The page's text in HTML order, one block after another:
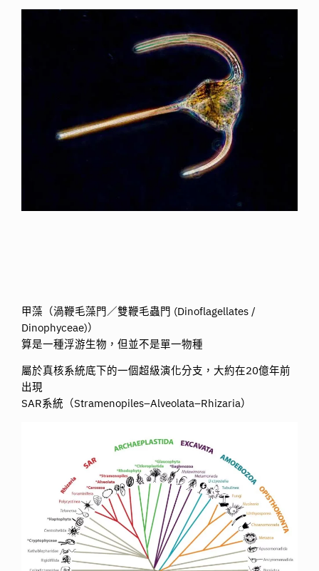
甲藻（渦鞭毛藻門／雙鞭毛蟲門 (Dinoflagellates /
Dinophyceae)）
算是一種浮游生物，但並不是單一物種
屬於真核系統底下的一個超級演化分支，大約在20億年前
出現
SAR系統（Stramenopiles–Alveolata–Rhizaria）